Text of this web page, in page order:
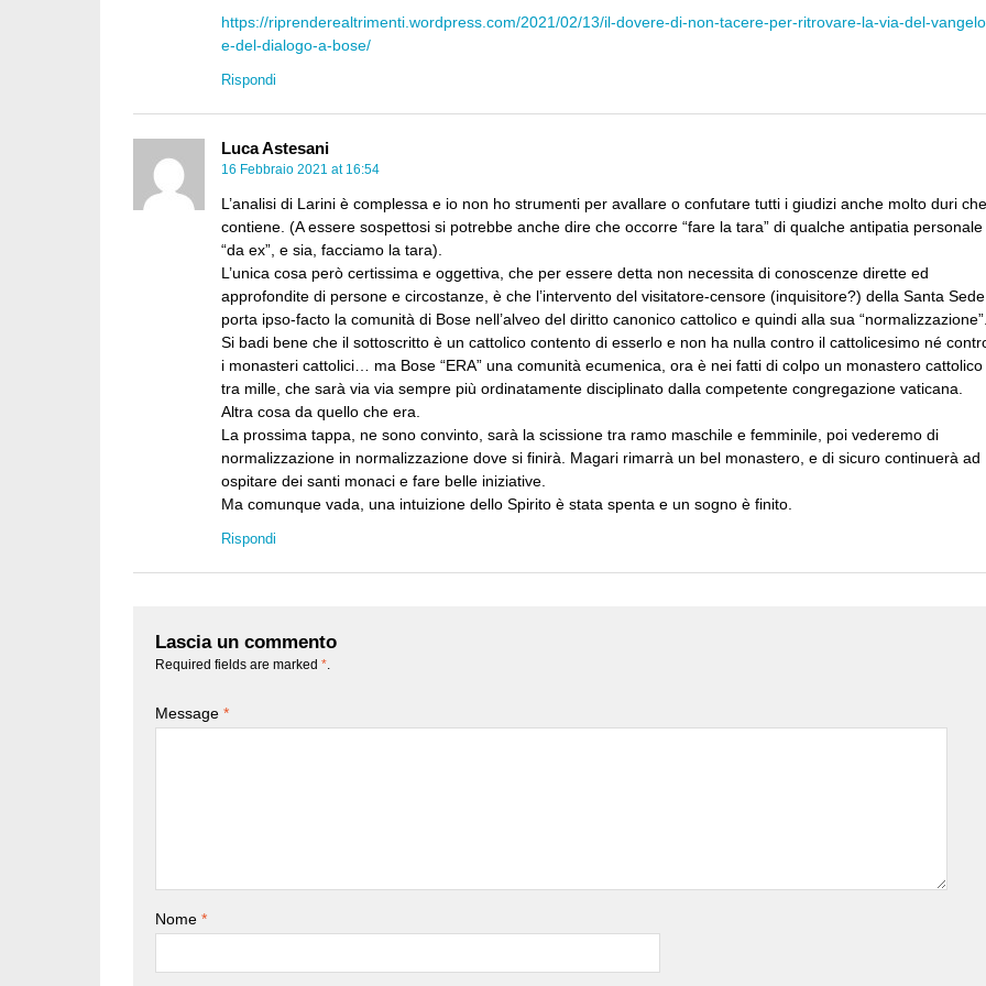
https://riprenderealtrimenti.wordpress.com/2021/02/13/il-dovere-di-non-tacere-per-ritrovare-la-via-del-
e-del-dialogo-a-bose/
Rispondi
Luca Astesani
16 Febbraio 2021 at 16:54
L’analisi di Larini è complessa e io non ho strumenti per avallare o confutare tutti i giudizi anche molto duri che
contiene. (A essere sospettosi si potrebbe anche dire che occorre “fare la tara” di qualche antipatia personale
“da ex”, e sia, facciamo la tara).
L’unica cosa però certissima e oggettiva, che per essere detta non necessita di conoscenze dirette ed
approfondite di persone e circostanze, è che l’intervento del visitatore-censore (inquisitore?) della Santa Sede
porta ipso-facto la comunità di Bose nell’alveo del diritto canonico cattolico e quindi alla sua “normalizzazione”.
Si badi bene che il sottoscritto è un cattolico contento di esserlo e non ha nulla contro il cattolicesimo né
i monasteri cattolici… ma Bose “ERA” una comunità ecumenica, ora è nei fatti di colpo un monastero cattolico
tra mille, che sarà via via sempre più ordinatamente disciplinato dalla competente congregazione vaticana.
Altra cosa da quello che era.
La prossima tappa, ne sono convinto, sarà la scissione tra ramo maschile e femminile, poi vederemo di
normalizzazione in normalizzazione dove si finirà. Magari rimarrà un bel monastero, e di sicuro continuerà ad
ospitare dei santi monaci e fare belle iniziative.
Ma comunque vada, una intuizione dello Spirito è stata spenta e un sogno è finito.
Rispondi
Lascia un commento
Required fields are marked *
Message *
Nome *